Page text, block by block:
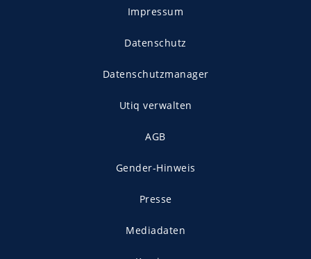
Impressum
Datenschutz
Datenschutzmanager
Utiq verwalten
AGB
Gender-Hinweis
Presse
Mediadaten